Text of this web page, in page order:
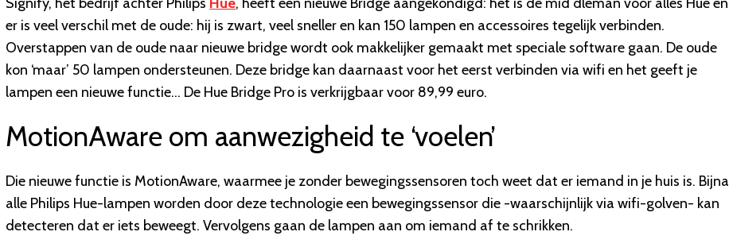
er is veel verschil met de oude: hij is zwart, veel sneller en kan 150 lampen en accessoires tegelijk verbinden.
Overstappen van de oude naar nieuwe bridge wordt ook makkelijker gemaakt met speciale software gaan. De oude
kon ‘maar’ 50 lampen ondersteunen. Deze bridge kan daarnaast voor het eerst verbinden via wifi en het geeft je
lampen een nieuwe functie… De Hue Bridge Pro is verkrijgbaar voor 89,99 euro.
MotionAware om aanwezigheid te ‘voelen’
Die nieuwe functie is MotionAware, waarmee je zonder bewegingssensoren toch weet dat er iemand in je huis is. Bijna
alle Philips Hue-lampen worden door deze technologie een bewegingssensor die -waarschijnlijk via wifi-golven- kan
detecteren dat er iets beweegt. Vervolgens gaan de lampen aan om iemand af te schrikken.